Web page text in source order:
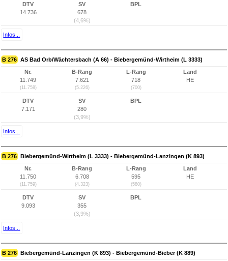
DTV
14.736
SV
678
(4,6%)
BPL
Infos...
B 276 AS Bad Orb/Wächtersbach (A 66) - Biebergemünd-Wirtheim (L 3333)
Nr.
11.749
(11.758)
B-Rang
7.621
(5.226)
L-Rang
718
(700)
Land
HE
DTV
7.171
SV
280
(3,9%)
BPL
Infos...
B 276 Biebergemünd-Wirtheim (L 3333) - Biebergemünd-Lanzingen (K 893)
Nr.
11.750
(11.759)
B-Rang
6.708
(4.323)
L-Rang
595
(580)
Land
HE
DTV
9.093
SV
355
(3,9%)
BPL
Infos...
B 276 Biebergemünd-Lanzingen (K 893) - Biebergemünd-Bieber (K 889)